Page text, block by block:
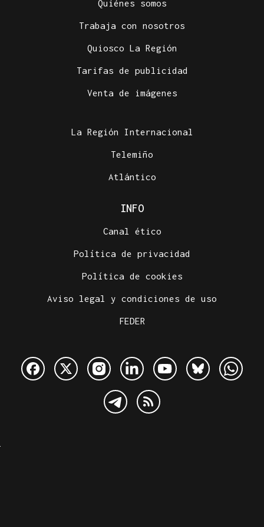
Quiénes somos
Trabaja con nosotros
Quiosco La Región
Tarifas de publicidad
Venta de imágenes
La Región Internacional
Telemiño
Atlántico
INFO
Canal ético
Política de privacidad
Política de cookies
Aviso legal y condiciones de uso
FEDER